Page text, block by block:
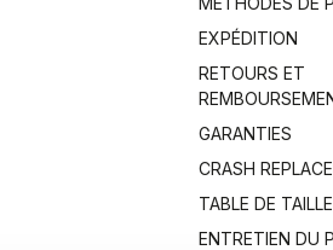
EXPÉDITION
RETOURS ET
GARANTIES
CRASH
TABLE DE TAILLE
ENTRETIEN DU